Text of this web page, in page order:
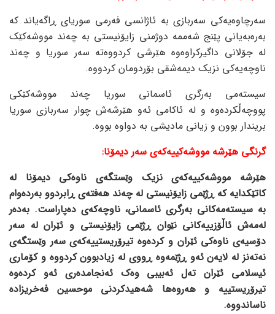
سەرچاوەیەکی سەربازی بە ئاژانسی فەرمی سوریای ڕاگەیاند کە
بەرەبەیانی پێنج شەممە دوژمنی زایۆنیستی بە چەند مووشەکێک
لە جۆلانی داگیرکراوەوە هێرشی کردووەتە سەر سوریا و چەند
ناوچەیەکی نزیک دیمەشقی بۆردومان کردووە.
سیستەمی بەرگری ئاسمانی سوریا چەند مووشەکێکی
پووچەڵکردەوە و لە ئاکامی ئەو هێرشەش چوار سەربازی سوریا
بریندار بوون و زیانی مادیشی بە دواوە بووە.
گرنگی هێرشە مووشەکییەکەی سەر دیمۆنا:
هێرشە مووشەکییەکەی نزیک وێستگەی ناوەکی دیمۆنا لە
کاتێکدایە کە ڕژێمی زایۆنیستی لە چەند هەفتەی ڕابردوو بەردەوام
بە سیستەمەکانی بەرگری ئاسمانی، ناوچەکەی دەپاراست. بەدەر
لەمەش ئاڵۆزییەکانی نێوان ڕژێمی زایۆنیستی و ئێران لە سەر
دۆسیەی ناوەکی ئێران و کردەوە تیرۆریستییەکەی سەر وێستگەی
نەتەنز لە لایەن ئەو ڕژێمەوە ڕووی لە زیادبوون کردووە و کۆماری
ئیسلامی ئێران تەل ئەبیبی وەک ئەنجامدەری ئەو کردەوە
تیرۆریستییە و هەروەها شەهیدکردنی موحسین فەخریزادە
ناساندووە.